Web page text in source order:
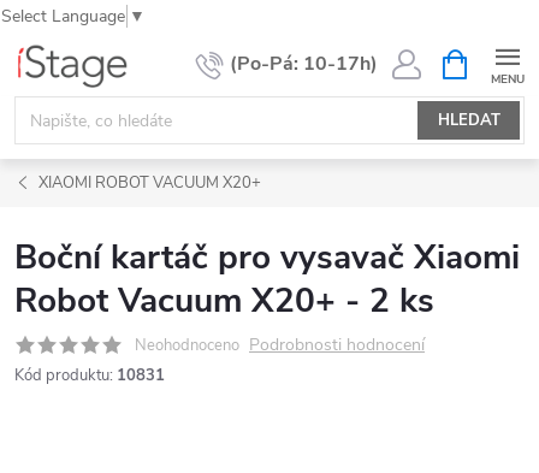
Select Language ▼
Přejít
obsah
HLEDAT
NÁKUPNÍ
KOŠÍK
XIAOMI ROBOT VACUUM X20+
Boční kartáč pro vysavač Xiaomi
Robot Vacuum X20+ - 2 ks
Neohodnoceno Podrobnosti hodnocení
Kód produktu: 10831